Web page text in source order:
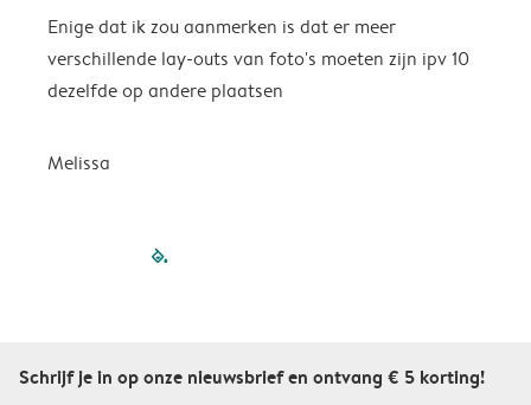
Enige dat ik zou aanmerken is dat er meer
verschillende lay-outs van foto's moeten zijn ipv 10
dezelfde op andere plaatsen
Melissa
filled-pagination
Schrijf je in op onze nieuwsbrief en ontvang € 5 korting!